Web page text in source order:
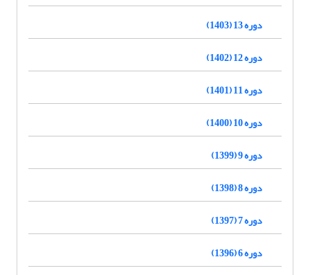
دوره 13 (1403)
دوره 12 (1402)
دوره 11 (1401)
دوره 10 (1400)
دوره 9 (1399)
دوره 8 (1398)
دوره 7 (1397)
دوره 6 (1396)